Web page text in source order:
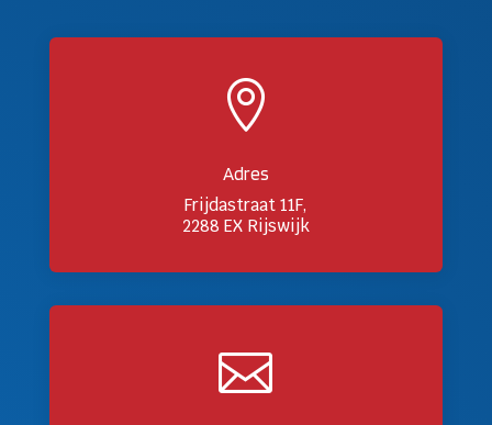

Adres
Frijdastraat 11F,
2288 EX Rijswijk
